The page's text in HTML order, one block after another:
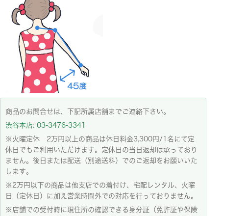
商品のお問合せは、下記所属店舗までご連絡下さい。
渋谷本店: 03-3476-3341
※火曜定休 2万円以上の商品は休日料金3,300円/1名にて定
休日でもご利用いただけます。定休日の当日返却は承っており
ません。後日または配送（別途送料）でのご返却をお願いいた
します。
※2万円以下の商品は他支店での着付け、宅配レンタル、火曜
日（定休日）に加え営業時間外での対応を行っておりません。
※店舗での受付時に現住所の確認できる身分証（免許証や保険